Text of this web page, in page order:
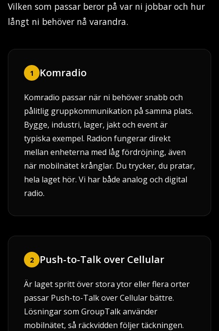
Vilken som passar beror på var ni jobbar och hur
långt ni behöver nå varandra.
1 Komradio
Komradio passar när ni behöver snabb och
pålitlig gruppkommunikation på samma plats.
Bygge, industri, lager, jakt och event är
typiska exempel. Radion fungerar direkt
mellan enheterna med låg fördröjning, även
när mobilnätet krånglar. Du trycker, du pratar,
hela laget hör. Vi har både analog och digital
radio.
2 Push-to-Talk over Cellular
Är laget spritt över stora ytor eller flera orter
passar Push-to-Talk over Cellular bättre.
Lösningar som GroupTalk använder
mobilnätet, så räckvidden följer täckningen.